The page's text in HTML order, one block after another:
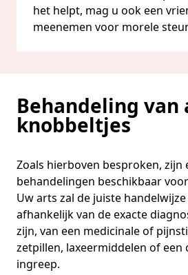
het helpt, mag u ook een
meenemen voor morele
Behandeling van
knobbeltjes
Zoals hierboven besproken, zijn
behandelingen beschikbaar
Uw arts zal de juiste
afhankelijk van de exacte
zijn, van een medicinale of
zetpillen, laxeermiddelen of een
ingreep.